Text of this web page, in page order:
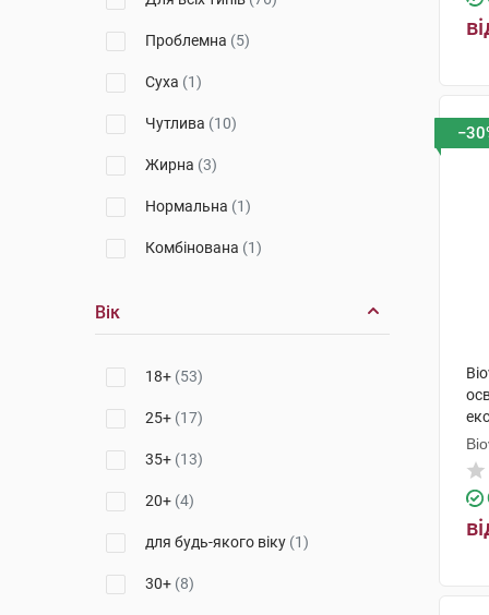
Time-Filler (3)
Nuxuriance Ultra
NCEF(2)
Premium (1)
Проблемна (5)
Суха (1)
Чутлива (10)
Жирна (3)
Нормальна (1)
Комбінована (1)
Вік
18+ (53)
25+ (17)
35+ (13)
20+ (4)
для будь-якого віку (1)
30+ (8)